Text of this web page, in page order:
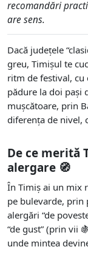
recomandări
are sens.
Dacă județele
greu, Timișul te
ritm de festival, cu
pădure la doi pași
mușcătoare, prin
diferența de nivel,
De ce merită
alergare 🧭
În Timiș ai un mix
pe bulevarde, prin
alergări “de
“de gust” (prin vii
unde mintea